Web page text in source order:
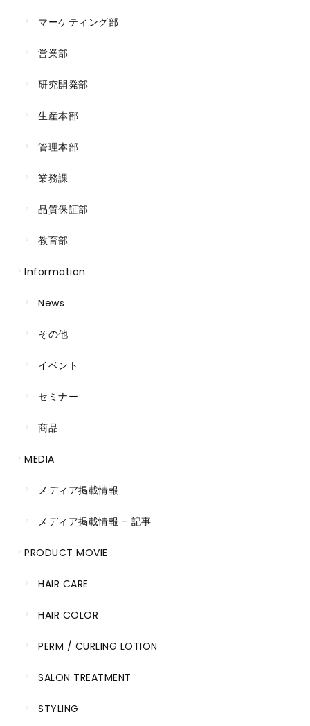
マーケティング部
営業部
研究開発部
生産本部
管理本部
業務課
品質保証部
教育部
Information
News
その他
イベント
セミナー
商品
MEDIA
メディア掲載情報
メディア掲載情報 – 記事
PRODUCT MOVIE
HAIR CARE
HAIR COLOR
PERM / CURLING LOTION
SALON TREATMENT
STYLING